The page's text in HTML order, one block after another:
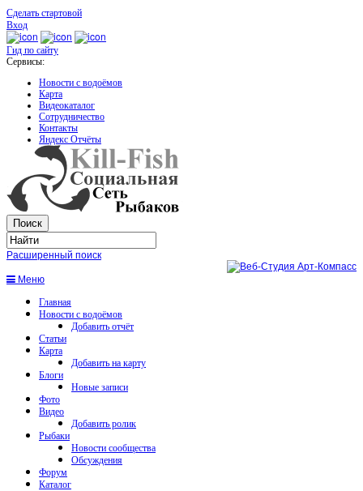
Сделать стартовой
Вход
Гид по сайту
Сервисы:
Новости с водоёмов
Карта
Видеокаталог
Сотрудничество
Контакты
Яндекс Отчёты
Расширенный поиск
Меню
Главная
Новости с водоёмов
Добавить отчёт
Статьи
Карта
Добавить на карту
Блоги
Новые записи
Фото
Видео
Добавить ролик
Рыбаки
Новости сообщества
Обсуждения
Форум
Каталог